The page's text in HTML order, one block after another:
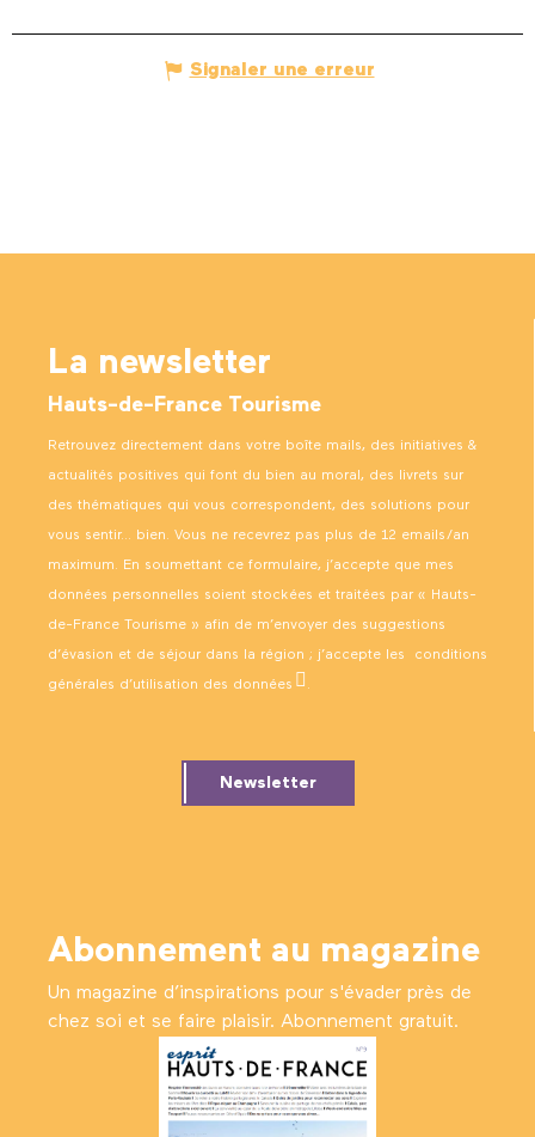
Signaler une erreur
La newsletter
Hauts-de-France Tourisme
Retrouvez directement dans votre boîte mails, des initiatives &
actualités positives qui font du bien au moral, des livrets sur
des thématiques qui vous correspondent, des solutions pour
vous sentir… bien. Vous ne recevrez pas plus de 12 emails/an
maximum. En soumettant ce formulaire, j’accepte que mes
données personnelles soient stockées et traitées par « Hauts-
de-France Tourisme » afin de m’envoyer des suggestions
d’évasion et de séjour dans la région ; j’accepte les conditions
générales d’utilisation des données .
Newsletter
Abonnement au magazine
Un magazine d’inspirations pour s'évader près de
chez soi et se faire plaisir. Abonnement gratuit.